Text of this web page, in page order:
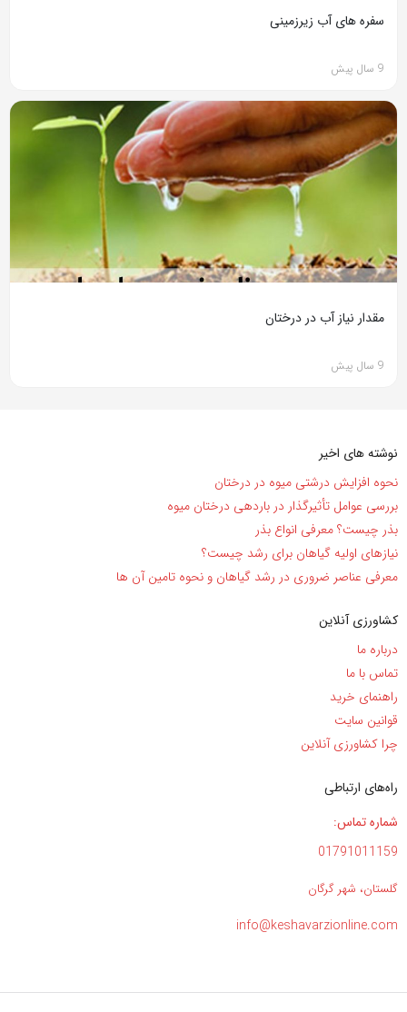
سفره های آب زیرزمینی
9 سال پیش
مقدار نیاز آب در درختان
9 سال پیش
نوشته های اخیر
نحوه افزایش درشتی میوه در درختان
بررسی عوامل تأثیرگذار در باردهی درختان میوه
بذر چیست؟ معرفی انواع بذر
نیاز‌های اولیه گیاهان برای رشد چیست؟
معرفی عناصر ضروری در رشد گیاهان و نحوه تامین آن ها
کشاورزی آنلاین
درباره ما
تماس با ما
راهنمای خرید
قوانین سایت
چرا کشاورزی آنلاین
راه‌های ارتباطی
شماره تماس:
01791011159
گلستان، شهر گرگان
info@keshavarzionline.com